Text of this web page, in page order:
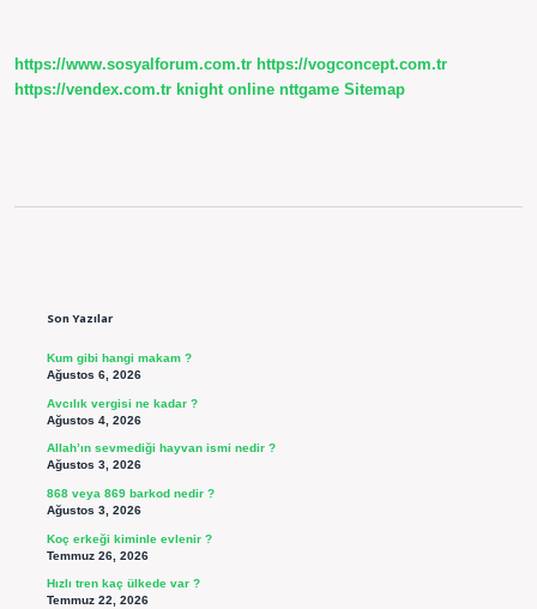
https://www.sosyalforum.com.tr https://vogconcept.com.tr
https://vendex.com.tr knight online nttgame Sitemap
Son Yazılar
Kum gibi hangi makam ?
Ağustos 6, 2026
Avcılık vergisi ne kadar ?
Ağustos 4, 2026
Allah’ın sevmediği hayvan ismi nedir ?
Ağustos 3, 2026
868 veya 869 barkod nedir ?
Ağustos 3, 2026
Koç erkeği kiminle evlenir ?
Temmuz 26, 2026
Hızlı tren kaç ülkede var ?
Temmuz 22, 2026